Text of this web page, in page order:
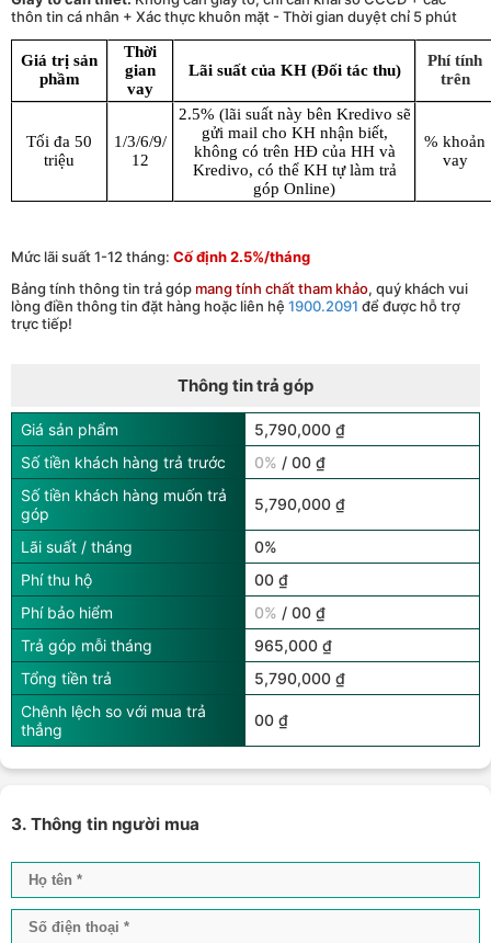
thôn tin cá nhân + Xác thực khuôn mặt - Thời gian duyệt chỉ 5 phút
Giá trị sản
phầm
Thời
gian
vay
Lãi suất của KH (Đối tác thu)
Phí tính
trên
Tối đa 50
triệu
1/3/6/9/
12
2.5% (lãi suất này bên Kredivo sẽ
gửi mail cho KH nhận biết,
không có trên HĐ của HH và
Kredivo, có thể KH tự làm trả
góp Online)
% khoản
vay
Mức lãi suất 1-12 tháng: Cố định 2.5%/tháng
Bảng tính thông tin trả góp mang tính chất tham khảo, quý khách vui
lòng điền thông tin đặt hàng hoặc liên hệ 1900.2091 để được hỗ trợ
trực tiếp!
Thông tin trả góp
Giá sản phẩm
5,790,000 ₫
Số tiền khách hàng trả trước
0% / 00 ₫
Số tiền khách hàng muốn trả
góp
5,790,000 ₫
Lãi suất / tháng
0%
Phí thu hộ
00 ₫
Phí bảo hiểm
0% / 00 ₫
Trả góp mỗi tháng
965,000 ₫
Tổng tiền trả
5,790,000 ₫
Chênh lệch so với mua trả
thẳng
00 ₫
3. Thông tin người mua